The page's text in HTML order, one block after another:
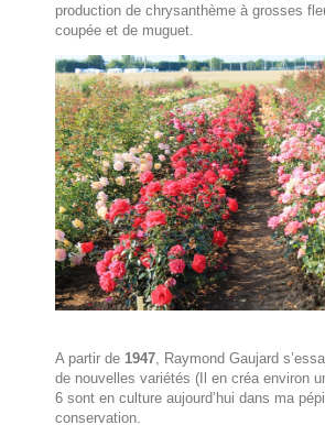
production de chrysanthème à grosses
coupée et de muguet.
A partir de 1947 , Raymond Gaujard
de nouvelles variétés (Il en créa environ
6 sont en culture aujourd’hui dans ma
conservation.